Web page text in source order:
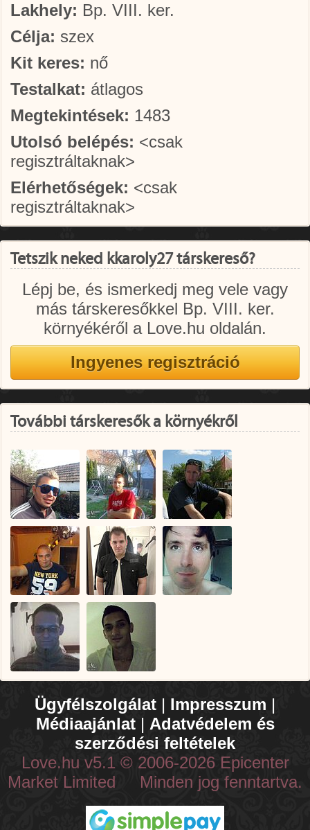
Lakhely: Bp. VIII. ker.
Célja: szex
Kit keres: nő
Testalkat: átlagos
Megtekintések: 1483
Utolsó belépés: <csak
regisztráltaknak>
Elérhetőségek: <csak
regisztráltaknak>
Tetszik neked kkaroly27 társkereső?
Lépj be, és ismerkedj meg vele vagy
más társkeresőkkel Bp. VIII. ker.
környékéről a Love.hu oldalán.
További társkeresők a környékről
Ügyfélszolgálat | Impresszum |
Médiaajánlat| Adatvédelem és
szerződési feltételek
Love.hu v5.1 © 2006-2026 Epicenter
Market Limited Minden jog fenntartva.